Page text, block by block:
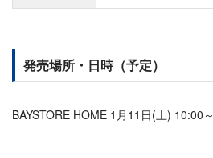
発売場所・日時（予定）
BAYSTORE HOME 1月11日(土) 10:00～